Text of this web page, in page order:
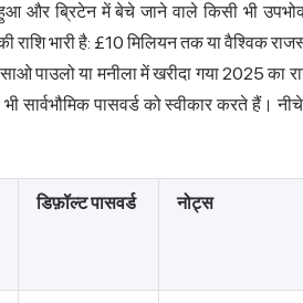
ब्रिटेन में बेचे जाने वाले किसी भी
राशि भारी है: £10 मिलियन तक या वैश्विक
पाउलो या मनीला में खरीदा गया 2025 का
सार्वभौमिक पासवर्ड को स्वीकार करते हैं। नीचे
डिफ़ॉल्ट पासवर्ड नोट्स